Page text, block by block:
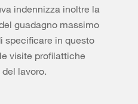
indennizza inoltre la
guadagno massimo
specificare in questo
visite profilattiche
lavoro.